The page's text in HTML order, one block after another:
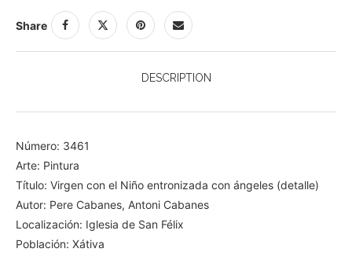
Share
DESCRIPTION
Número: 3461
Arte: Pintura
Título: Virgen con el Niño entronizada con ángeles (detalle)
Autor: Pere Cabanes, Antoni Cabanes
Localización: Iglesia de San Félix
Población: Xátiva